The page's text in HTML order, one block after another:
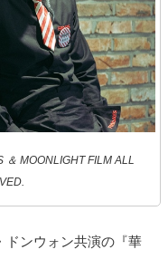
＆ MOONLIGHT FILM ALL
ドンウォン共演の『華